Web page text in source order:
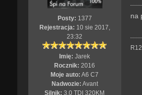
Posty: 1377
Rejestracja: 10 sie 2017,
23:32
Imię: Jarek
Rocznik: 2016
Moje auto: A6 C7
Nadwozie: Avant
Silnik: 3.0 TDI 320KM
o
s
na